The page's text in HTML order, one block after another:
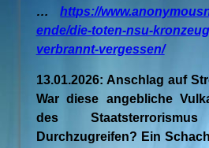
…https://
ende/die-toten-nsu-
verbrannt-vergessen/
13.01.2026: Anschlag auf
War diese angebliche
des
Durchzugreifen? Ein